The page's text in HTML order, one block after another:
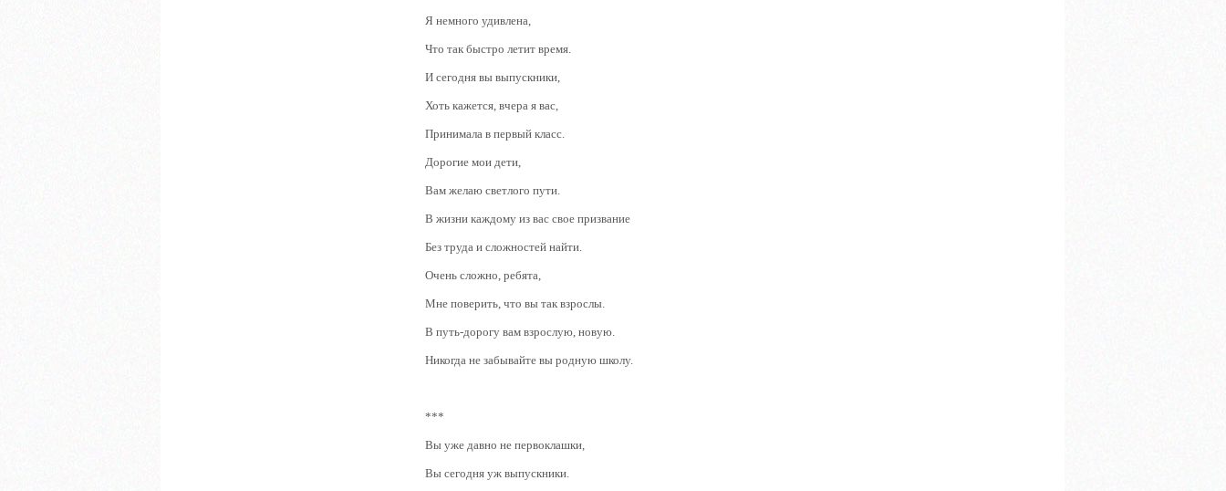
Я немного удивлена,
Что так быстро летит время.
И сегодня вы выпускники,
Хоть кажется, вчера я вас,
Принимала в первый класс.
Дорогие мои дети,
Вам желаю светлого пути.
В жизни каждому из вас свое призвание
Без труда и сложностей найти.
Очень сложно, ребята,
Мне поверить, что вы так взрослы.
В путь-дорогу вам взрослую, новую.
Никогда не забывайте вы родную школу.
***
Вы уже давно не первоклашки,
Вы сегодня уж выпускники.